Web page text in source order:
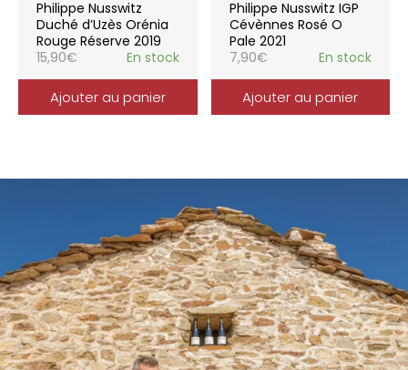
Philippe Nusswitz
Duché d’Uzès Orénia
Rouge Réserve 2019
15,90€ En stock
Ajouter au panier
Philippe Nusswitz IGP
Cévènnes Rosé O
Pale 2021
7,90€ En stock
Ajouter au panier